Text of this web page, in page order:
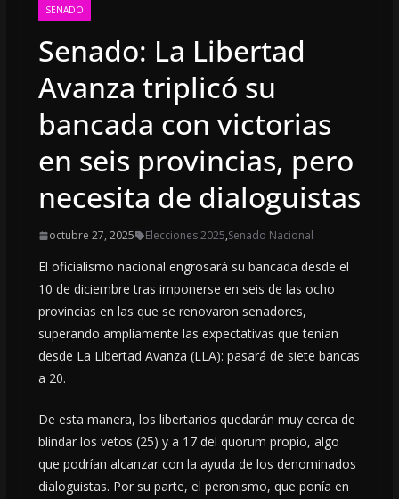
SENADO
Senado: La Libertad
Avanza triplicó su
bancada con victorias
en seis provincias, pero
necesita de dialoguistas
octubre 27, 2025 Elecciones 2025,Senado Nacional
El oficialismo nacional engrosará su bancada desde el
10 de diciembre tras imponerse en seis de las ocho
provincias en las que se renovaron senadores,
superando ampliamente las expectativas que tenían
desde La Libertad Avanza (LLA): pasará de siete bancas
a 20.
De esta manera, los libertarios quedarán muy cerca de
blindar los vetos (25) y a 17 del quorum propio, algo
que podrían alcanzar con la ayuda de los denominados
dialoguistas. Por su parte, el peronismo, que ponía en